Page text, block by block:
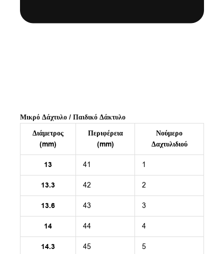
Μικρό Δάχτυλο / Παιδικό Δάκτυλο
Διάμετρος
(mm)
Περιφέρεια
(mm)
Νούμερο
Δαχτυλιδιού
13 41 1
13.3 42 2
13.6 43 3
14 44 4
14.3 45 5